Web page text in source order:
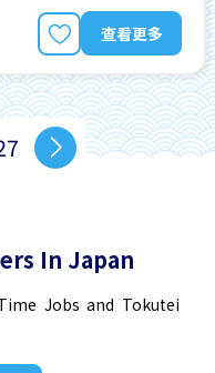
查看更多
In Japan
Jobs and Tokutei